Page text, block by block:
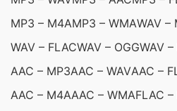
MP3 – M4AMP3 – WMAWAV –
WAV – FLACWAV – OGGWAV
AAC – MP3AAC – WAVAAC –
AAC – M4AAAC – WMAFLAC –